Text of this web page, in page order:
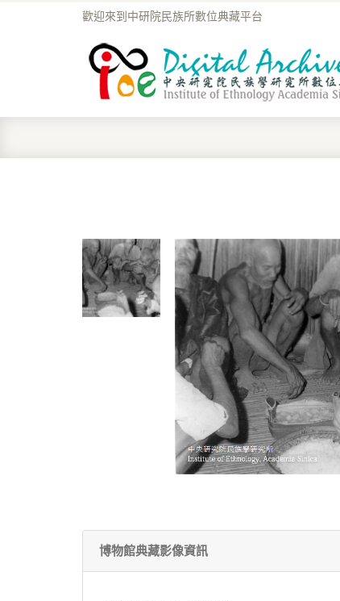
歡迎來到中研院民族所數位典藏平台
博物館典藏影像資訊